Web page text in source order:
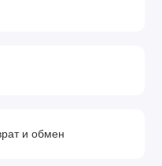
и обмен